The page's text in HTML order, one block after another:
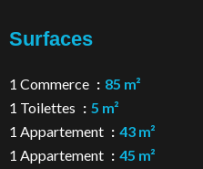
Surfaces
1 Commerce
85 m²
1 Toilettes
5 m²
1 Appartement
43 m²
1 Appartement
45 m²